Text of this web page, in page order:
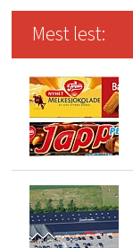
Mest lest: